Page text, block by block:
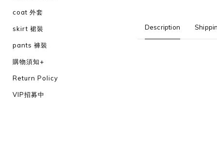
coat 外套
skirt 裙裝
pants 褲裝
購物須知+
Return Policy
VIP招募中
Description